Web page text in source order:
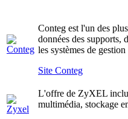
Conteg est l'un des
données des supports,
les systèmes de gestion
Site Conteg
L'offre de ZyXEL
multimédia, stockage